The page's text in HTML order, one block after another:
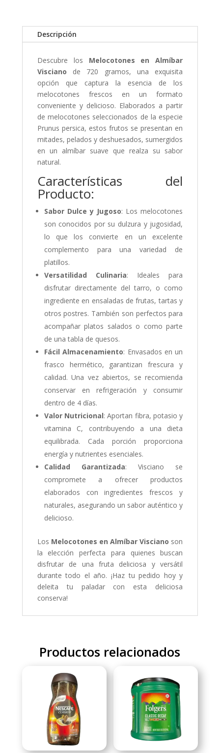
Descripción
Descubre los Melocotones en Almíbar
Visciano de 720 gramos, una exquisita
opción que captura la esencia de los
melocotones frescos en un formato
conveniente y delicioso. Elaborados a partir
de melocotones seleccionados de la especie
Prunus persica, estos frutos se presentan en
mitades, pelados y deshuesados, sumergidos
en un almíbar suave que realza su sabor
natural.
Características del
Producto:
Sabor Dulce y Jugoso: Los melocotones
son conocidos por su dulzura y jugosidad,
lo que los convierte en un excelente
complemento para una variedad de
platillos.
Versatilidad Culinaria: Ideales para
disfrutar directamente del tarro, o como
ingrediente en ensaladas de frutas, tartas y
otros postres. También son perfectos para
acompañar platos salados o como parte
de una tabla de quesos.
Fácil Almacenamiento: Envasados en un
frasco hermético, garantizan frescura y
calidad. Una vez abiertos, se recomienda
conservar en refrigeración y consumir
dentro de 4 días.
Valor Nutricional: Aportan fibra, potasio y
vitamina C, contribuyendo a una dieta
equilibrada. Cada porción proporciona
energía y nutrientes esenciales.
Calidad Garantizada: Visciano se
compromete a ofrecer productos
elaborados con ingredientes frescos y
naturales, asegurando un sabor auténtico y
delicioso.
Los Melocotones en Almíbar Visciano son
la elección perfecta para quienes buscan
disfrutar de una fruta deliciosa y versátil
durante todo el año. ¡Haz tu pedido hoy y
deleita tu paladar con esta deliciosa
conserva!
Productos relacionados